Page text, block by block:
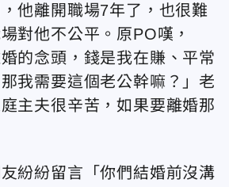
他離開職場7年了，也很難
對他不公平。原PO嘆，
婚的念頭，錢是我在賺、平常
我需要這個老公幹嘛？」老
主夫很辛苦，如果要離婚那
紛紛留言「你們結婚前沒溝